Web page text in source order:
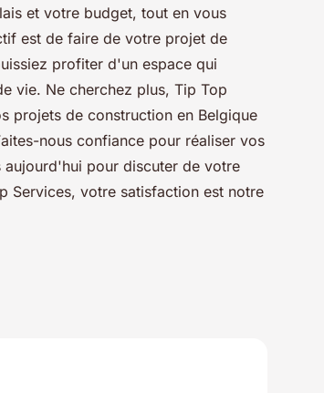
et votre budget, tout en vous
est de faire de votre projet de
profiter d'un espace qui
vie. Ne cherchez plus, Tip Top
projets de construction en Belgique
nous confiance pour réaliser vos
pour discuter de votre
Services, votre satisfaction est notre